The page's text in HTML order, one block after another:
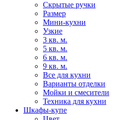
Скрытые ручки
Размер
Мини-кухни
Узкие
3 кв. м.
5 кв. м.
6 кв. м.
9 кв. м.
Все для кухни
Варианты отделки
Мойки и смесители
Техника для кухни
Шкафы-купе